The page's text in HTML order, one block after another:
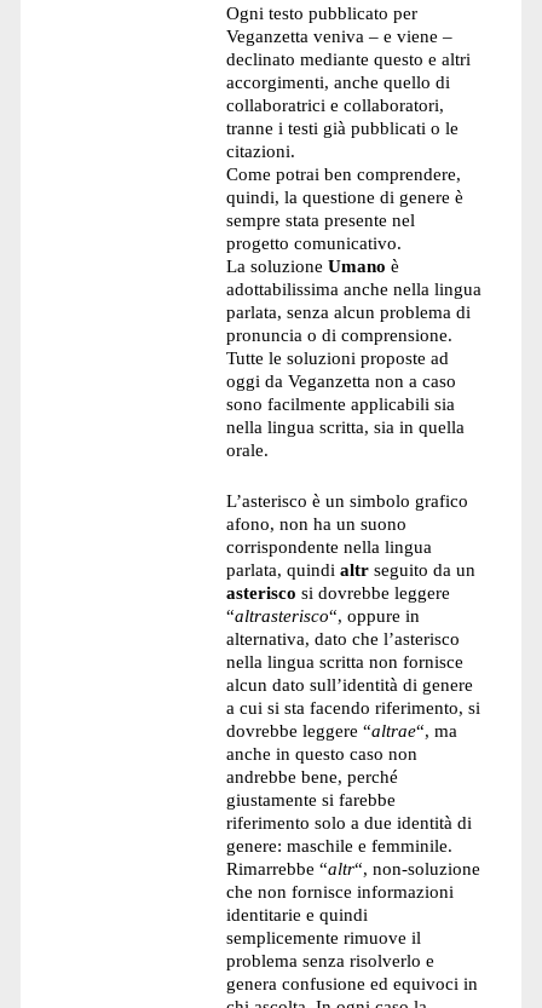
Ogni testo pubblicato per
Veganzetta veniva – e viene –
declinato mediante questo e altri
accorgimenti, anche quello di
collaboratrici e collaboratori,
tranne i testi già pubblicati o le
citazioni.
Come potrai ben comprendere,
quindi, la questione di genere è
sempre stata presente nel
progetto comunicativo.
La soluzione Umano è
adottabilissima anche nella lingua
parlata, senza alcun problema di
pronuncia o di comprensione.
Tutte le soluzioni proposte ad
oggi da Veganzetta non a caso
sono facilmente applicabili sia
nella lingua scritta, sia in quella
orale.
L’asterisco è un simbolo grafico
afono, non ha un suono
corrispondente nella lingua
parlata, quindi altrseguito da un
asterisco si dovrebbe leggere
“altrasterisco“, oppure in
alternativa, dato che l’asterisco
nella lingua scritta non fornisce
alcun dato sull’identità di genere
a cui si sta facendo riferimento, si
dovrebbe leggere “altrae“, ma
anche in questo caso non
andrebbe bene, perché
giustamente si farebbe
riferimento solo a due identità di
genere: maschile e femminile.
Rimarrebbe “altr“, non-soluzione
che non fornisce informazioni
identitarie e quindi
semplicemente rimuove il
problema senza risolverlo e
genera confusione ed equivoci in